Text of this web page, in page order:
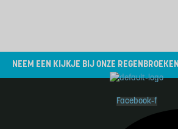
NEEM EEN KIJKJE BIJ ONZE REGENBROEKEN
Facebook-f